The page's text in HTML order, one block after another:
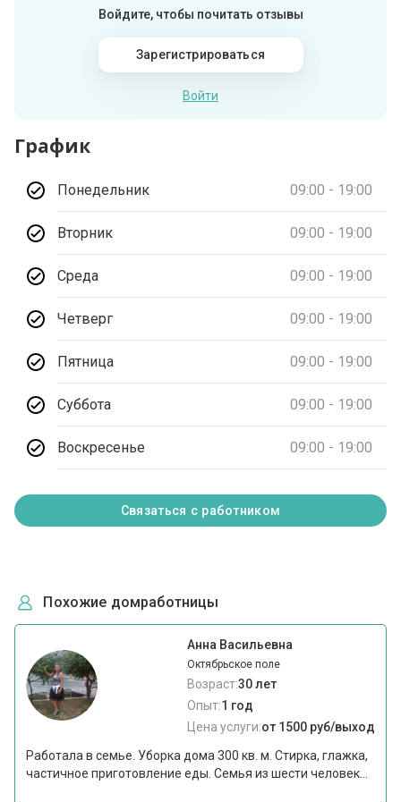
Войдите, чтобы почитать отзывы
Зарегистрироваться
Войти
График
Понедельник 09:00 - 19:00
Вторник 09:00 - 19:00
Среда 09:00 - 19:00
Четверг 09:00 - 19:00
Пятница 09:00 - 19:00
Суббота 09:00 - 19:00
Воскресенье 09:00 - 19:00
Связаться с работником
Похожие домработницы
Анна Васильевна
Октябрьское поле
Возраст:30 лет
Опыт:1 год
Цена услуги:от 1500 руб/выход
Работала в семье. Уборка дома 300 кв. м. Стирка, глажка,
частичное приготовление еды. Семья из шести человек...